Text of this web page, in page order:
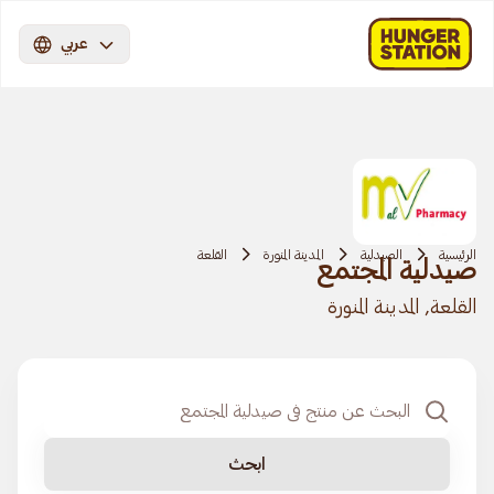
عربي
الرئيسية الصيدلية المدينة المنورة القلعة
صيدلية المجتمع
القلعة, المدينة المنورة
ابحث